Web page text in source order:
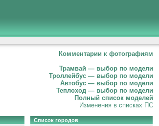
Комментарии к фотографиям
Трамвай — выбор по модели
Троллейбус — выбор по модели
Автобус — выбор по модели
Теплоход — выбор по модели
Полный список моделей
Изменения в списках ПС
Список городов